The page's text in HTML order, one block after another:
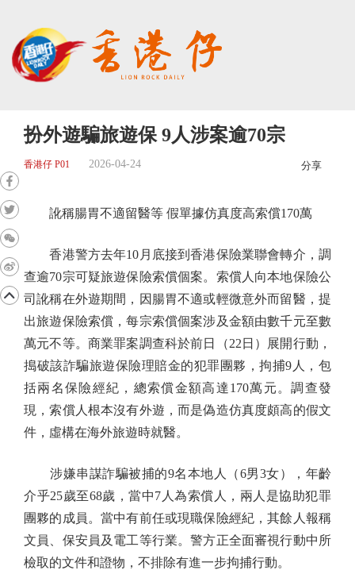
扮外遊騙旅遊保 9人涉案逾70宗
香港仔 P01 2026-04-24 分享
訛稱腸胃不適留醫等 假單據仿真度高索償170萬
香港警方去年10月底接到香港保險業聯會轉介，調
查逾70宗可疑旅遊保險索償個案。索償人向本地保險公
司訛稱在外遊期間，因腸胃不適或輕微意外而留醫，提
出旅遊保險索償，每宗索償個案涉及金額由數千元至數
萬元不等。商業罪案調查科於前日（22日）展開行動，
搗破該詐騙旅遊保險理賠金的犯罪團夥，拘捕9人，包
括兩名保險經紀，總索償金額高達170萬元。調查發
現，索償人根本沒有外遊，而是偽造仿真度頗高的假文
件，虛構在海外旅遊時就醫。
涉嫌串謀詐騙被捕的9名本地人（6男3女），年齡
介乎25歲至68歲，當中7人為索償人，兩人是協助犯罪
團夥的成員。當中有前任或現職保險經紀，其餘人報稱
文員、保安員及電工等行業。警方正全面審視行動中所
檢取的文件和證物，不排除有進一步拘捕行動。